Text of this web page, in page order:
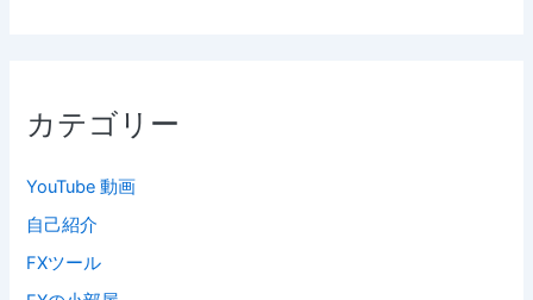
カテゴリー
YouTube 動画
自己紹介
FXツール